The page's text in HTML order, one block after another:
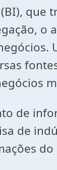
que
o
de
de